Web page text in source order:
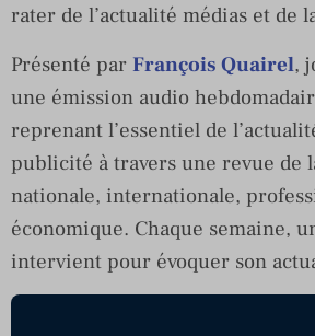
rater de l’actualité médias et de
Présenté par François Quairel,
une émission audio
reprenant l’essentiel de
publicité à travers une revue de
nationale, internationale,
économique. Chaque semaine,
intervient pour évoquer son